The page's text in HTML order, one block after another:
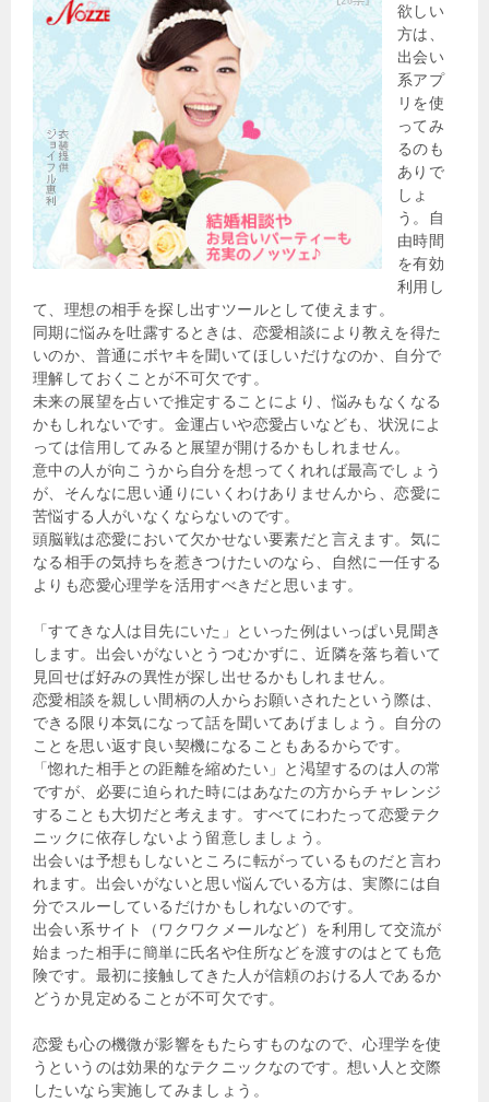
欲しい
方は、
出会い
系アプ
リを使
ってみ
るのも
ありで
しょ
う。自
由時間
を有効
利用し
て、理想の相手を探し出すツールとして使えます。
同期に悩みを吐露するときは、恋愛相談により教えを得た
いのか、普通にボヤキを聞いてほしいだけなのか、自分で
理解しておくことが不可欠です。
未来の展望を占いで推定することにより、悩みもなくなる
かもしれないです。金運占いや恋愛占いなども、状況によ
っては信用してみると展望が開けるかもしれません。
意中の人が向こうから自分を想ってくれれば最高でしょう
が、そんなに思い通りにいくわけありませんから、恋愛に
苦悩する人がいなくならないのです。
頭脳戦は恋愛において欠かせない要素だと言えます。気に
なる相手の気持ちを惹きつけたいのなら、自然に一任する
よりも恋愛心理学を活用すべきだと思います。
「すてきな人は目先にいた」といった例はいっぱい見聞き
します。出会いがないとうつむかずに、近隣を落ち着いて
見回せば好みの異性が探し出せるかもしれません。
恋愛相談を親しい間柄の人からお願いされたという際は、
できる限り本気になって話を聞いてあげましょう。自分の
ことを思い返す良い契機になることもあるからです。
「惚れた相手との距離を縮めたい」と渇望するのは人の常
ですが、必要に迫られた時にはあなたの方からチャレンジ
することも大切だと考えます。すべてにわたって恋愛テク
ニックに依存しないよう留意しましょう。
出会いは予想もしないところに転がっているものだと言わ
れます。出会いがないと思い悩んでいる方は、実際には自
分でスルーしているだけかもしれないのです。
出会い系サイト（ワクワクメールなど）を利用して交流が
始まった相手に簡単に氏名や住所などを渡すのはとても危
険です。最初に接触してきた人が信頼のおける人であるか
どうか見定めることが不可欠です。
恋愛も心の機微が影響をもたらすものなので、心理学を使
うというのは効果的なテクニックなのです。想い人と交際
したいなら実施してみましょう。